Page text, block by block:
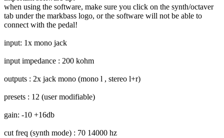
when using the software, make sure you click on the synth/octaver
tab under the markbass logo, or the software will not be able to
connect with the pedal!
input: 1x mono jack
input impedance : 200 kohm
outputs : 2x jack mono (mono l , stereo l+r)
presets : 12 (user modifiable)
gain: -10 +16db
cut freq (synth mode) : 70 14000 hz